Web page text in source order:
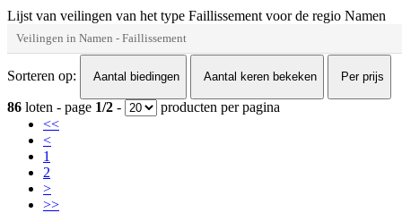
Lijst van veilingen van het type Faillissement voor de regio Namen
Veilingen in Namen - Faillissement
Sorteren op: Aantal biedingen Aantal keren bekeken Per prijs
86 loten - page 1/2 -
producten per pagina
<<
<
1
2
>
>>